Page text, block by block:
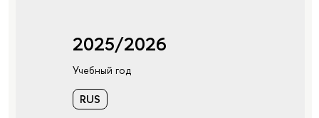
2025/2026
Учебный год
RUS